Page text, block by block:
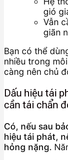
gió
Vẫn
giãn
Bạn có thể
nhiều trong
càng nên chủ
Dấu hiệu tái
cần tái chẩn
Có, nếu sau
hiệu tái phát,
hỏng nặng.